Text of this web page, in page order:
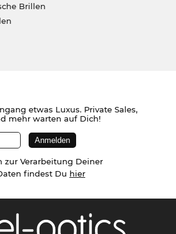
Brillen
etwas Luxus. Private Sales,
mehr warten auf Dich!
zur Verarbeitung Deiner
findest Du hier